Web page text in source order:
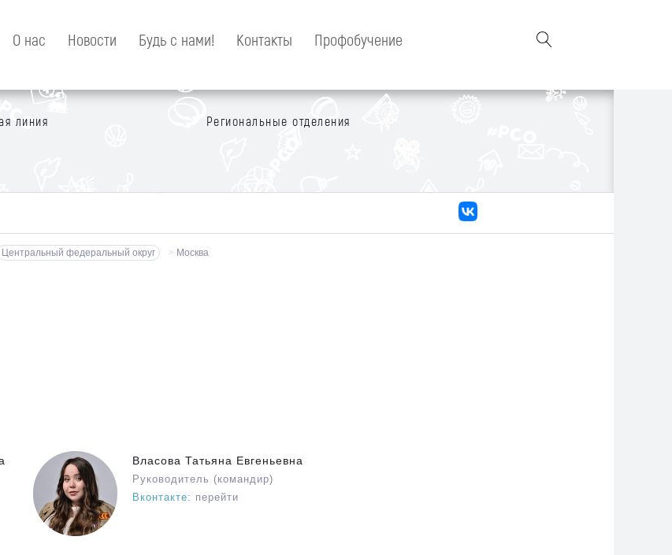
О нас Новости Будь с нами! Контакты Профобучение
линия Региональные отделения
Центральный федеральный округ > Москва
Власова Татьяна Евгеньевна
Руководитель (командир)
Вконтакте: перейти